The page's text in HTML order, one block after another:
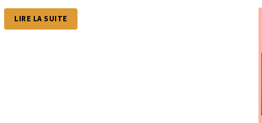
LIRE LA SUITE